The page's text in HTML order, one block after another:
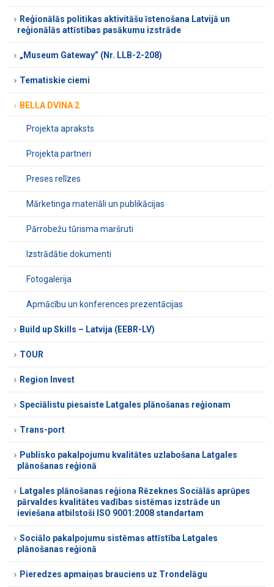
Reģionālās politikas aktivitāšu īstenošana Latvijā un
reģionālās attīstības pasākumu izstrāde
„Museum Gateway” (Nr. LLB-2-208)
Tematiskie ciemi
BELLA DVINA 2
Projekta apraksts
Projekta partneri
Preses relīzes
Mārketinga materiāli un publikācijas
Pārrobežu tūrisma maršruti
Izstrādātie dokumenti
Fotogalerija
Apmācību un konferences prezentācijas
Build up Skills – Latvija (EEBR-LV)
TOUR
Region Invest
Speciālistu piesaiste Latgales plānošanas reģionam
Trans-port
Publisko pakalpojumu kvalitātes uzlabošana Latgales
plānošanas reģionā
Latgales plānošanas reģiona Rēzeknes Sociālās aprūpes
pārvaldes kvalitātes vadības sistēmas izstrāde un
ieviešana atbilstoši ISO 9001:2008 standartam
Sociālo pakalpojumu sistēmas attīstība Latgales
plānošanas reģionā
Pieredzes apmaiņas brauciens uz Trondelāgu